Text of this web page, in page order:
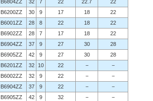
B6804ZZ 32 7 22 22.7 22
B6200ZZ 30 9 17 18
22
B6001ZZ 28 8 22 18
22
B6902ZZ 28 7 17 18
22
B6904ZZ 37 9 27 30
28
B6905ZZ 42 9 27 30 28
B6201ZZ 32 10 22 −
−
B6002ZZ 32 9 22 −
−
B6904ZZ 37 9 22 −
−
B6905ZZ 42 9 32 −
−